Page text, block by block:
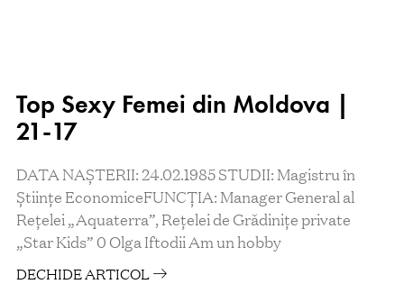
Top Sexy Femei din Moldova |
21-17
DATA NAȘTERII: 24.02.1985 STUDII: Magistru în
Științe EconomiceFUNCȚIA: Manager General al
Rețelei „Aquaterra”, Rețelei de Grădinițe private
„Star Kids” 0 Olga Iftodii Am un hobby
DECHIDE ARTICOL